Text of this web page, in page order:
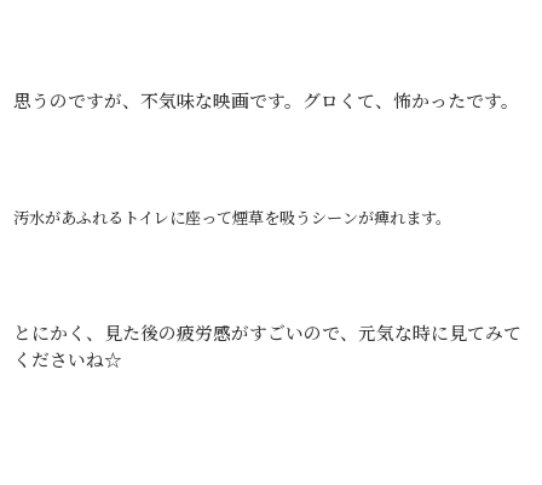
思うのですが、不気味な映画です。グロくて、怖かったです。
汚水があふれるトイレに座って煙草を吸うシーンが痺れます。
とにかく、見た後の疲労感がすごいので、元気な時に見てみて
くださいね☆